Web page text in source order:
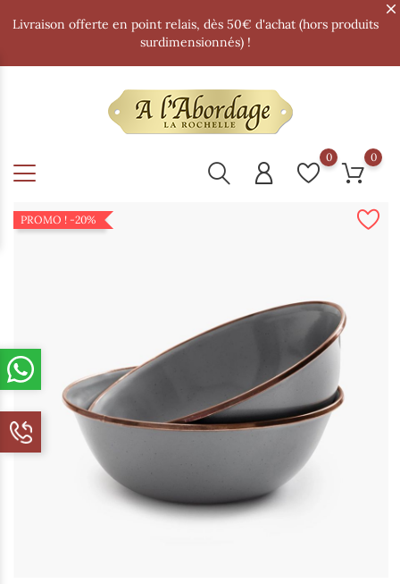
Livraison offerte en point relais, dès 50€ d'achat (hors produits
surdimensionnés) !
0 0
PROMO ! -20%